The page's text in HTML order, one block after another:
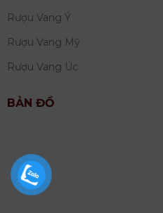
Rượu Vang Ý
Rượu Vang Mỹ
Rượu Vang Úc
BẢN ĐỒ